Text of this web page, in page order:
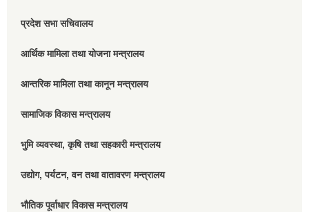
प्रदेश सभा सचिवालय
आर्थिक मामिला तथा योजना मन्त्रालय
आन्तरिक मामिला तथा कानून मन्त्रालय
सामाजिक विकास मन्त्रालय
भुमि व्यवस्था, कृषि तथा सहकारी मन्त्रालय
उद्योग, पर्यटन, वन तथा वातावरण मन्त्रालय
भौतिक पूर्वाधार विकास मन्त्रालय